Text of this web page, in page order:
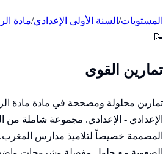
المستويات/ السنة الأولى الإعدادي/مادة
📝
تمارين القوى
تمارين محلولة ومصححة في مادة مادة
الإعدادي - الإعدادي. مجموعة شاملة من
المصممة خصيصاً لتلاميذ مدارس